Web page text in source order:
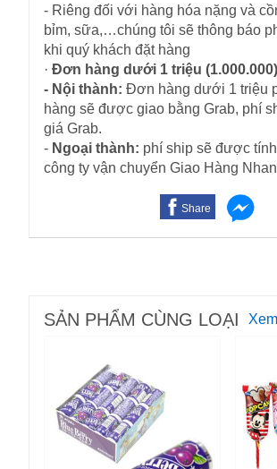
- Riêng đối với hàng hóa nặng và
bỉm, sữa,…chúng tôi sẽ thông báo
khi quý khách đặt hàng
· Đơn hàng dưới 1 triệu (1.000.000)
- Nội thành: Đơn hàng dưới 1 triệu
hàng sẽ được giao bằng Grab, phí
giá Grab.
- Ngoại thành: phí ship sẽ được
công ty vận chuyển Giao Hàng
Share
SẢN PHẨM CÙNG LOẠI